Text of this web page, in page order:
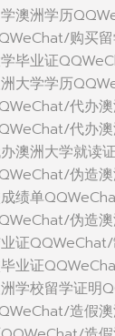
澳洲学历
购买
毕业证
大学学历
代办
代办
澳洲大学就读
伪造
绩单
伪造
证
业证
学校留学证明
造假